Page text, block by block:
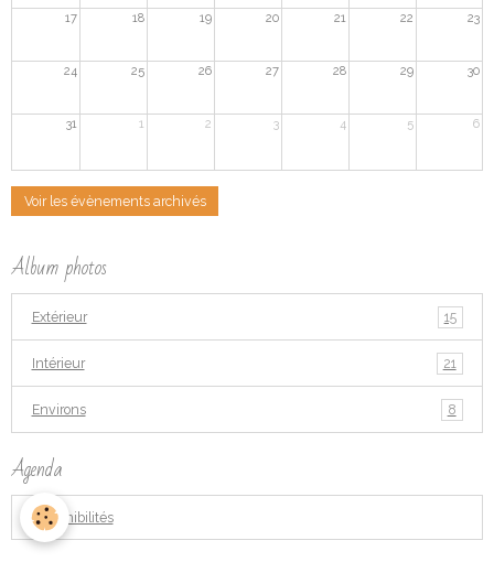
17 18 19 20 21 22 23
24 25 26 27 28 29 30
31 1 2 3 4 5 6
Voir les évènements archivés
Album photos
Extérieur 15
Intérieur 21
Environs 8
Agenda
Disponibilités